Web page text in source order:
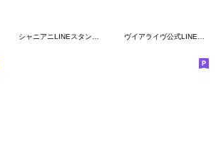
シャニアニLINEスタンプvol.2 ヴイアライヴ公式LINEスタンプ 第二弾